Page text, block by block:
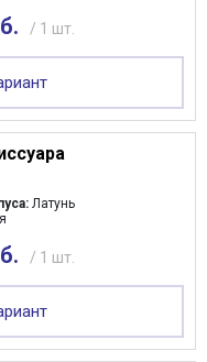
/ 1 шт.
Латунь
/ 1 шт.